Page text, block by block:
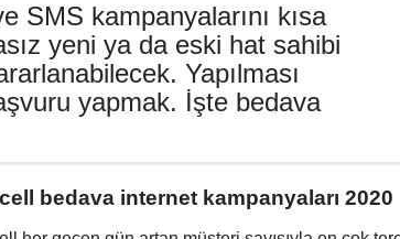
SMS kampanyalarını kısa
yeni ya da eski hat sahibi
Yapılması
yapmak. İşte bedava
bedava internet kampanyaları 2020